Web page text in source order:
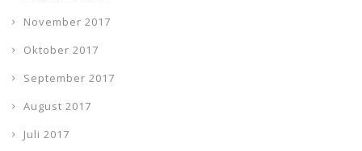
November 2017
Oktober 2017
September 2017
August 2017
Juli 2017